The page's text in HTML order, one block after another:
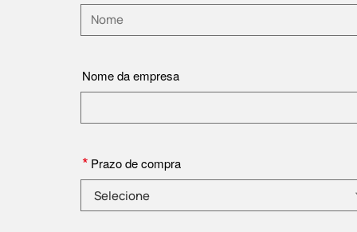
Nome da empresa
* Prazo de compra